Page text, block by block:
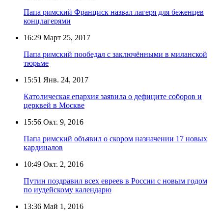
Папа римский Франциск назвал лагеря для беженцев
концлагерями
16:29 Март 25, 2017
Папа римский пообедал с заключёнными в миланской
тюрьме
15:51 Янв. 24, 2017
Католическая епархия заявила о дефиците соборов и
церквей в Москве
15:56 Окт. 9, 2016
Папа римский объявил о скором назначении 17 новых
кардиналов
10:49 Окт. 2, 2016
Путин поздравил всех евреев в России с новым годом
по иудейскому календарю
13:36 Май 1, 2016